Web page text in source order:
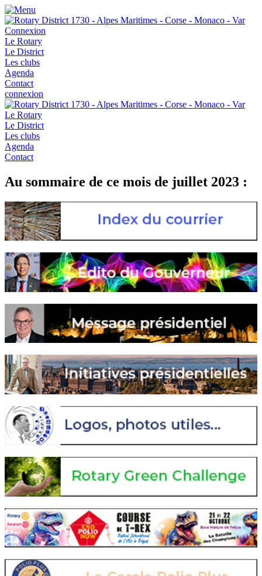
Connexion
Le Rotary
Le District
Les clubs
Agenda
Contact
connexion
Le Rotary
Le District
Les clubs
Agenda
Contact
Au sommaire de ce mois de juillet 2023 :